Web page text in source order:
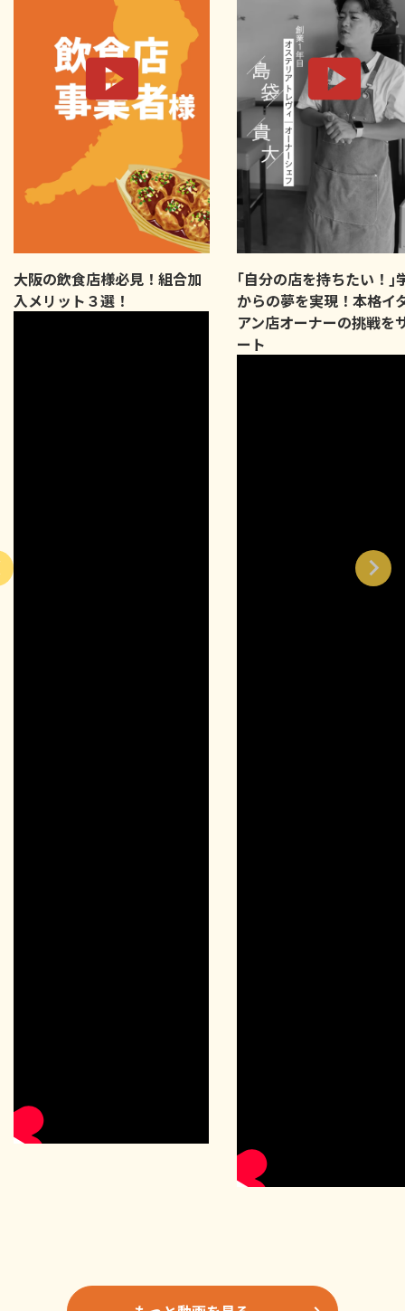
大阪の飲食店様必見！組合加
入メリット３選！
｢自分の店を持ちたい！｣
からの夢を実現！本格イ
アン店オーナーの挑戦を
ート